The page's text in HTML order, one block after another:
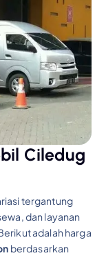
Ciledug
tergantung
dan layanan
adalah harga
berdasarkan